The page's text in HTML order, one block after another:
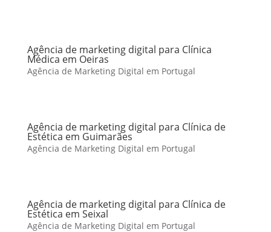
Agência de marketing digital para Clínica
Médica em Oeiras
Agência de Marketing Digital em Portugal
Agência de marketing digital para Clínica de
Estética em Guimarães
Agência de Marketing Digital em Portugal
Agência de marketing digital para Clínica de
Estética em Seixal
Agência de Marketing Digital em Portugal